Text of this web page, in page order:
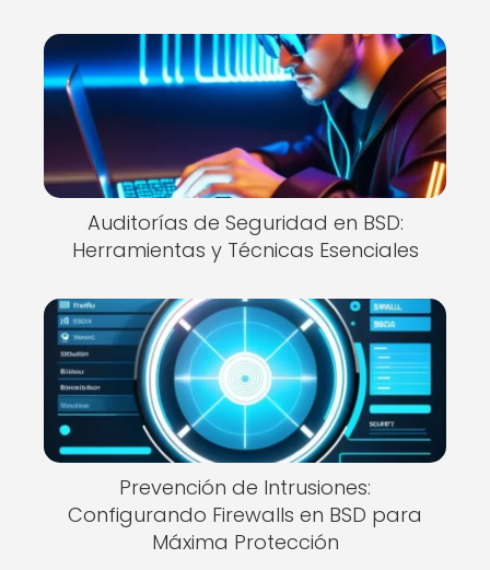
Auditorías de Seguridad en BSD:
Herramientas y Técnicas Esenciales
Prevención de Intrusiones:
Configurando Firewalls en BSD para
Máxima Protección